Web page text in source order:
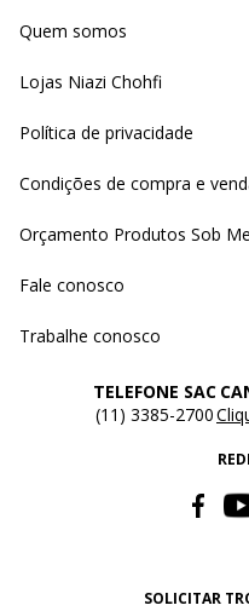
Quem somos
Lojas Niazi Chohfi
Política de privacidade
Condições de compra e
Orçamento Produtos Sob
Fale conosco
Trabalhe conosco
TELEFONE SAC
(11) 3385-2700
SOLICITAR